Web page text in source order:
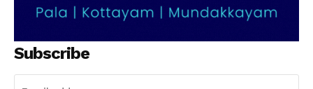
Subscribe